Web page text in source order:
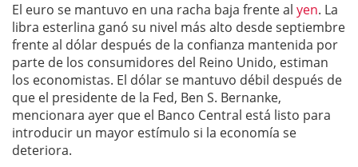
El euro se mantuvo en una racha baja frente al yen. La
libra esterlina ganó su nivel más alto desde septiembre
frente al dólar después de la confianza mantenida por
parte de los consumidores del Reino Unido, estiman
los economistas. El dólar se mantuvo débil después de
que el presidente de la Fed, Ben S. Bernanke,
mencionara ayer que el Banco Central está listo para
introducir un mayor estímulo si la economía se
deteriora.